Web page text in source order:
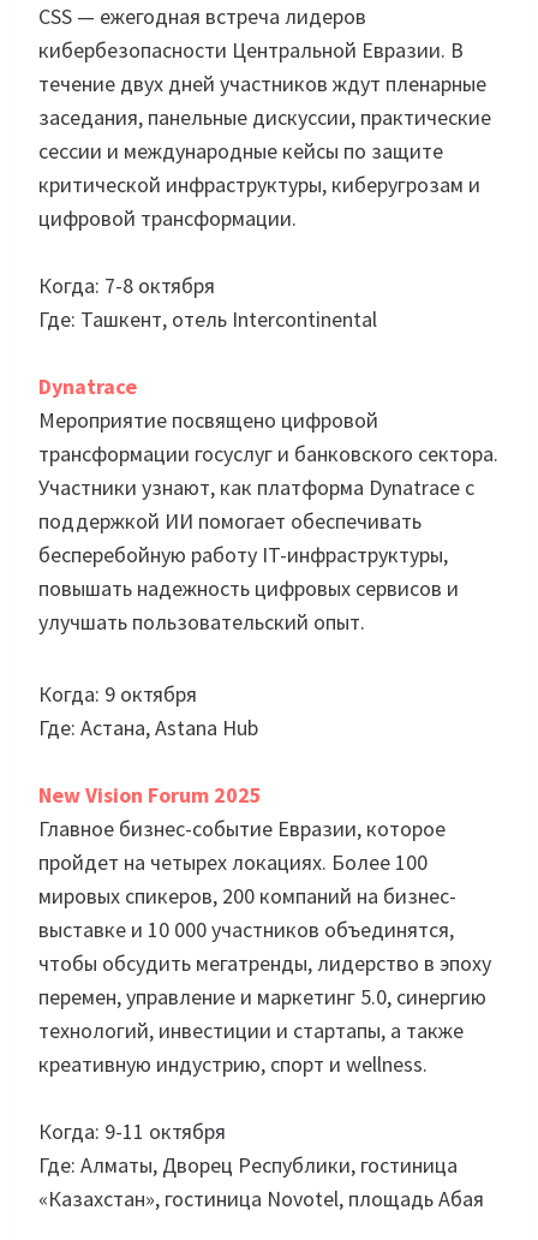
CSS — ежегодная встреча лидеров
кибербезопасности Центральной Евразии. В
течение двух дней участников ждут пленарные
заседания, панельные дискуссии, практические
сессии и международные кейсы по защите
критической инфраструктуры, киберугрозам и
цифровой трансформации.
Когда: 7-8 октября
Где: Ташкент, отель Intercontinental
Dynatrace
Мероприятие посвящено цифровой
трансформации госуслуг и банковского сектора.
Участники узнают, как платформа Dynatrace с
поддержкой ИИ помогает обеспечивать
бесперебойную работу IT-инфраструктуры,
повышать надежность цифровых сервисов и
улучшать пользовательский опыт.
Когда: 9 октября
Где: Астана, Astana Hub
New Vision Forum 2025
Главное бизнес-событие Евразии, которое
пройдет на четырех локациях. Более 100
мировых спикеров, 200 компаний на бизнес-
выставке и 10 000 участников объединятся,
чтобы обсудить мегатренды, лидерство в эпоху
перемен, управление и маркетинг 5.0, синергию
технологий, инвестиции и стартапы, а также
креативную индустрию, спорт и wellness.
Когда: 9-11 октября
Где: Алматы, Дворец Республики, гостиница
«Казахстан», гостиница Novotel, площадь Абая